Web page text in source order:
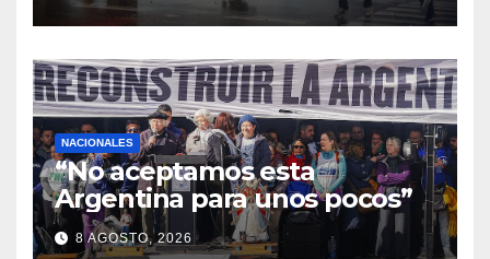
NACIONALES
“No aceptamos esta
Argentina para unos pocos”
8 AGOSTO, 2026